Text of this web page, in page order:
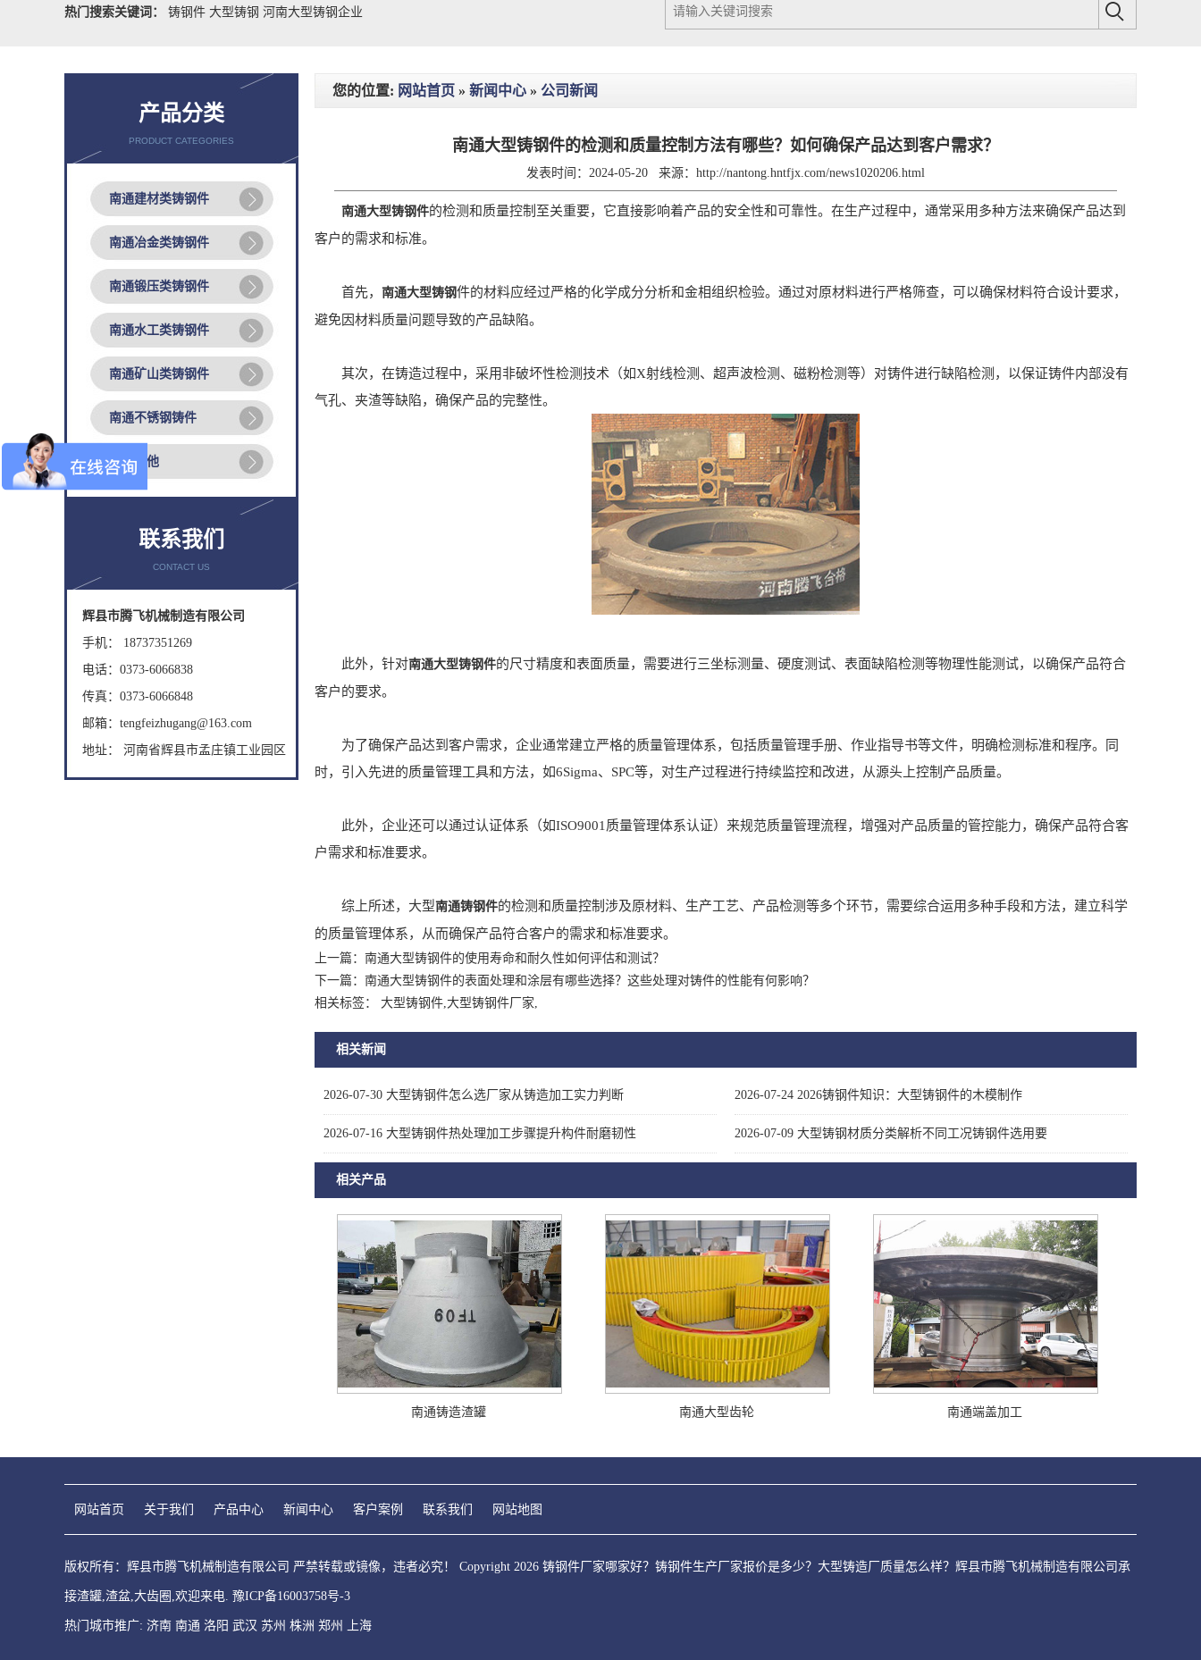
热门搜索关键词：
铸钢件 大型铸钢 河南大型铸钢企业
产品分类
PRODUCT CATEGORIES
南通建材类铸钢件
南通冶金类铸钢件
南通锻压类铸钢件
南通水工类铸钢件
南通矿山类铸钢件
南通不锈钢铸件
南通其他
联系我们
CONTACT US
辉县市腾飞机械制造有限公司
手机： 18737351269
电话：0373-6066838
传真：0373-6066848
邮箱：tengfeizhugang@163.com
地址： 河南省辉县市孟庄镇工业园区
您的位置: 网站首页 » 新闻中心 » 公司新闻
南通大型铸钢件的检测和质量控制方法有哪些？如何确保产品达到客户需求？
发表时间：2024-05-20 来源： http://nantong.hntfjx.com/news1020206.html
南通大型铸钢件的检测和质量控制至关重要，它直接影响着产品的安全性和可靠性。在生产过程中，通常采用多种方法来确保产品达到
客户的需求和标准。
首先， 南通大型铸钢件的材料应经过严格的化学成分分析和金相组织检验。通过对原材料进行严格筛查，可以确保材料符合设计要求，
避免因材料质量问题导致的产品缺陷。
其次，在铸造过程中，采用非破坏性检测技术（如X射线检测、超声波检测、磁粉检测等）对铸件进行缺陷检测，以保证铸件内部没有
气孔、夹渣等缺陷，确保产品的完整性。
此外，针对南通大型铸钢件的尺寸精度和表面质量，需要进行三坐标测量、硬度测试、表面缺陷检测等物理性能测试，以确保产品符合
客户的要求。
为了确保产品达到客户需求，企业通常建立严格的质量管理体系，包括质量管理手册、作业指导书等文件，明确检测标准和程序。同
时，引入先进的质量管理工具和方法，如6Sigma、SPC等，对生产过程进行持续监控和改进，从源头上控制产品质量。
此外，企业还可以通过认证体系（如ISO9001质量管理体系认证）来规范质量管理流程，增强对产品质量的管控能力，确保产品符合客
户需求和标准要求。
综上所述，大型南通铸钢件的检测和质量控制涉及原材料、生产工艺、产品检测等多个环节，需要综合运用多种手段和方法，建立科学
的质量管理体系，从而确保产品符合客户的需求和标准要求。
上一篇： 南通大型铸钢件的使用寿命和耐久性如何评估和测试？
下一篇： 南通大型铸钢件的表面处理和涂层有哪些选择？这些处理对铸件的性能有何影响？
相关标签： 大型铸钢件,大型铸钢件厂家,
相关新闻
2026-07-30 大型铸钢件怎么选厂家从铸造加工实力判断 2026-07-24 2026铸钢件知识：大型铸钢件的木模制作
2026-07-16 大型铸钢件热处理加工步骤提升构件耐磨韧性 2026-07-09 大型铸钢材质分类解析不同工况铸钢件选用要
相关产品
南通铸造渣罐 南通大型齿轮 南通端盖加工
网站首页 关于我们 产品中心 新闻中心 客户案例 联系我们 网站地图
版权所有：辉县市腾飞机械制造有限公司 严禁转载或镜像，违者必究！ Copyright 2026 铸钢件厂家哪家好？铸钢件生产厂家报价是多少？大型铸造厂质量怎么样？辉县市腾飞机械制造有限公司承
接渣罐,渣盆,大齿圈,欢迎来电. 豫ICP备16003758号-3
热门城市推广: 济南 南通 洛阳 武汉 苏州 株洲 郑州 上海